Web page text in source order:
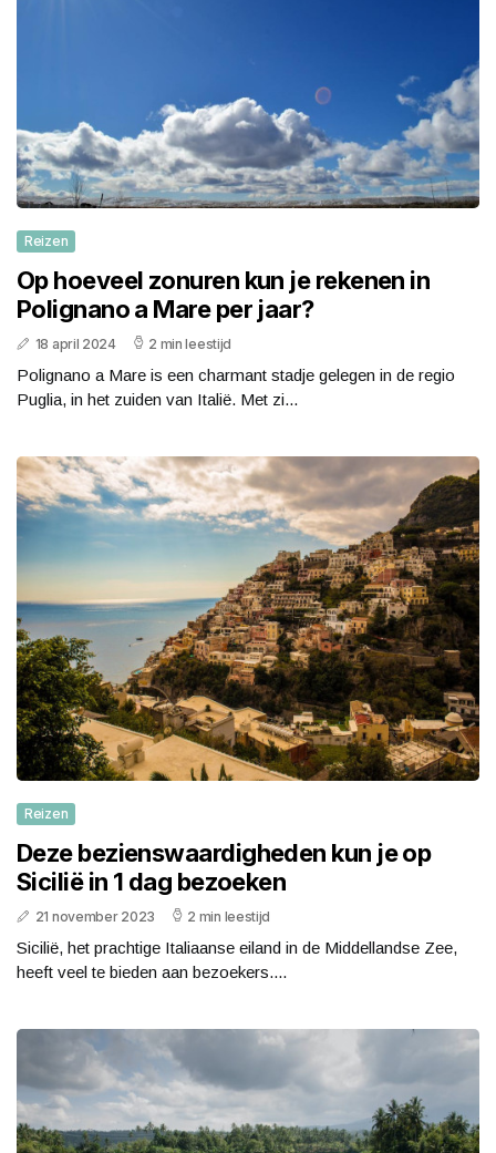
Reizen
Op hoeveel zonuren kun je rekenen in
Polignano a Mare per jaar?
18 april 2024 2 min leestijd
Polignano a Mare is een charmant stadje gelegen in de regio
Puglia, in het zuiden van Italië. Met zi...
Reizen
Deze bezienswaardigheden kun je op
Sicilië in 1 dag bezoeken
21 november 2023 2 min leestijd
Sicilië, het prachtige Italiaanse eiland in de Middellandse Zee,
heeft veel te bieden aan bezoekers....